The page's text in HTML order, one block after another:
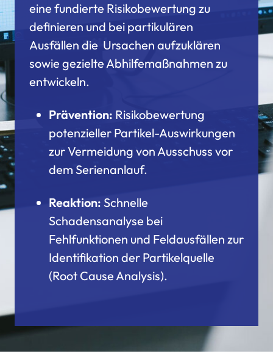
eine fundierte Risikobewertung zu
definieren und bei partikulären
Ausfällen die Ursachen aufzuklären
sowie gezielte Abhilfemaßnahmen zu
entwickeln.
Prävention: Risikobewertung
potenzieller Partikel-Auswirkungen
zur Vermeidung von Ausschuss vor
dem Serienanlauf.
Reaktion: Schnelle
Schadensanalyse bei
Fehlfunktionen und Feldausfällen zur
Identifikation der Partikelquelle
(Root Cause Analysis).